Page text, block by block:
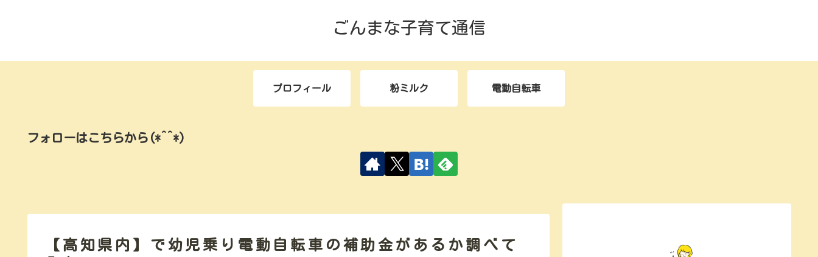
ごんまな子育て通信
プロフィール 粉ミルク 電動自転車
フォローはこちらから(*^^*)
【高知県内】で幼児乗り電動自転車の補助金があるか調べて